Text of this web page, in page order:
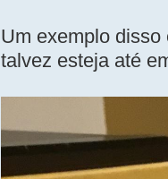
Um exemplo
talvez esteja até